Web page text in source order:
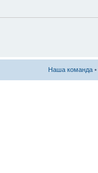
Наша команда •